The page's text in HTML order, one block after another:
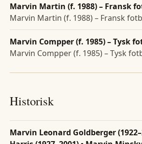
Marvin Martin (f. 1988) – Fransk
Marvin Martin (f. 1988) – Fransk
Marvin Compper (f. 1985) – Tysk
Marvin Compper (f. 1985) – Tysk
Historisk
Marvin Leonard Goldberger